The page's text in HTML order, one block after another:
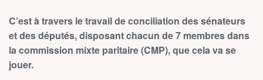
C’est à travers le travail de conciliation des sénateurs
et des députés, disposant chacun de 7 membres dans
la commission mixte paritaire (CMP), que cela va se
jouer.